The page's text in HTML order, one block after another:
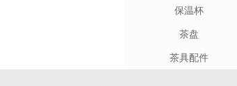
保温杯
茶盘
茶具配件